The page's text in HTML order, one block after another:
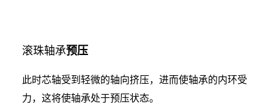
滚珠轴承预压
此时芯轴受到轻微的轴向挤压，进而使轴承的内环受
力，这将使轴承处于预压状态。